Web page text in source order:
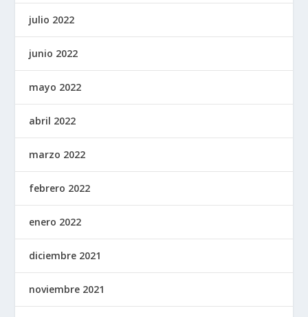
julio 2022
junio 2022
mayo 2022
abril 2022
marzo 2022
febrero 2022
enero 2022
diciembre 2021
noviembre 2021